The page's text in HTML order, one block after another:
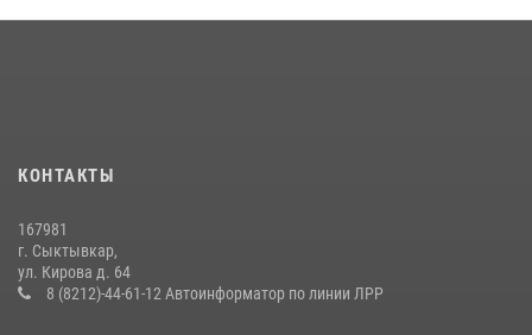
покупателя
В Сыктывкаре состоялась торжественная присяга для
военнослужащих по призыву в Центре подготовки личного состава
КОНТАКТЫ
167981
г. Сыктывкар,
ул. Кирова д. 64
8 (8212)-44-61-12 Автоинформатор по линии ЛРР